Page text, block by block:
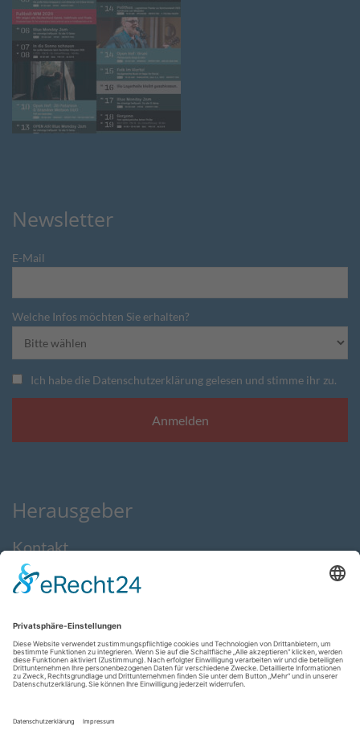
Newsletter
E-Mail
Welche Infos möchten Sie erhalten?
Ich habe die Datenschutzerklärung gelesen und stimme ihr zu.
Herausgeber
Kontakt
Impressum
AGB
Feedback